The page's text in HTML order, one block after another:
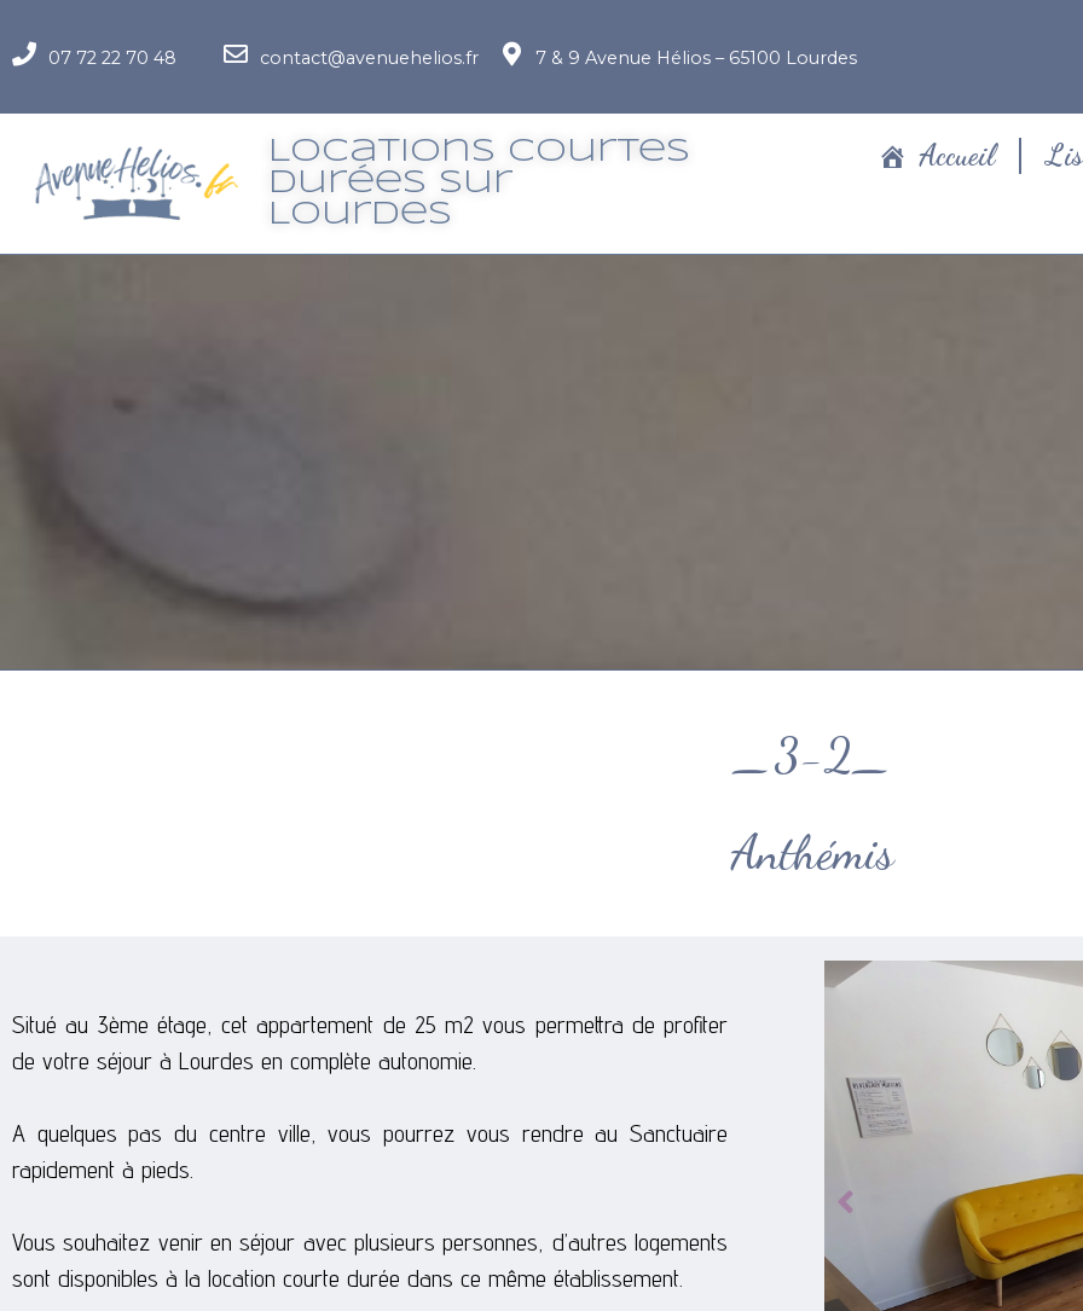
07 72 22 70 48 contact@avenuehelios.fr 7 & 9 Avenue Hélios – 65100 Lourdes
Locations Courtes
Durées Sur
LourdeS
Accueil
_3-2_
Anthémis
Situé au 3ème étage, cet appartement de 25 m2 vous permettra de profiter
de votre séjour à Lourdes en complète autonomie.
A quelques pas du centre ville, vous pourrez vous rendre au Sanctuaire
rapidement à pieds.
Vous souhaitez venir en séjour avec plusieurs personnes, d’autres logements
sont disponibles à la location courte durée dans ce même établissement.